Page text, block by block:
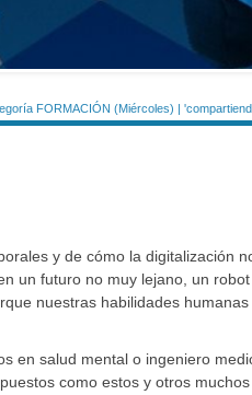
FORMACIÓN (Miércoles) |
y de cómo la digitalización
un futuro no muy lejano, un
nuestras habilidades
en salud mental o ingeniero
como estos y otros